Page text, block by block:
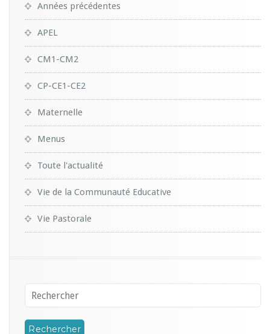
Années précédentes
APEL
CM1-CM2
CP-CE1-CE2
Maternelle
Menus
Toute l'actualité
Vie de la Communauté Educative
Vie Pastorale